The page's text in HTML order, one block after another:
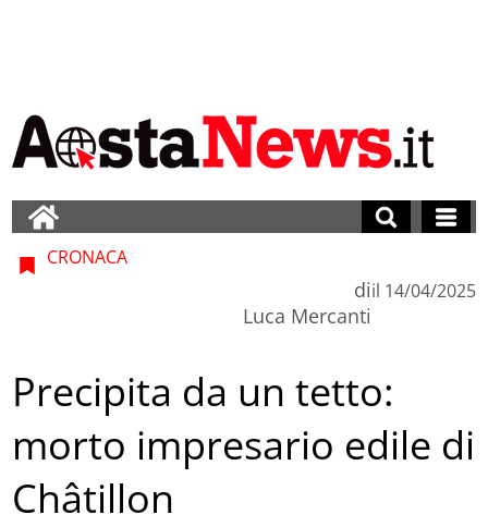
CRONACA
di
Luca Mercanti
il 14/04/2025
Precipita da un tetto:
morto impresario edile di
Châtillon